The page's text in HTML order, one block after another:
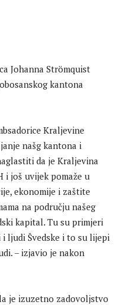
Johanna Strömquist
kantona
Kraljevine
našg kantona i
da je Kraljevina
i još uvijek pomaže u
ekonomije i zaštite
na području našeg
kapital. Tu su primjeri
ljudi Švedske i to su lijepi
– izjavio je nakon
je izuzetno zadovoljstvo